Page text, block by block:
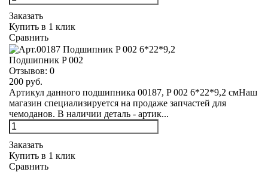
Заказать
Купить в 1 клик
Сравнить
Подшипник P 002
Отзывов: 0
200 руб.
Артикул данного подшипника 00187, P 002 6*22*9,2 смНаш
магазин специализируется на продаже запчастей для
чемоданов. В наличии деталь - артик...
Заказать
Купить в 1 клик
Сравнить